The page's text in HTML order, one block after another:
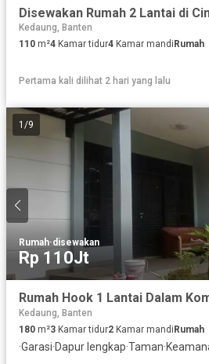
Kedaung, Banten
110 m²4 Kamar tidur4 Kamar mandi Rumah
Pertama kali dilihat 2 hari yang lalu
1 /9
Rumah·disewakan
Rp 110Jt
Kedaung, Banten
180 m²3 Kamar tidur2 Kamar mandiRumah
·Garasi·Dapur lengkap·Taman·